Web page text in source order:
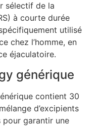
sélectif de la
à courte durée
utilisé
chez l’homme, en
éjaculatoire.
générique
contient 30
d’excipients
pour garantir une